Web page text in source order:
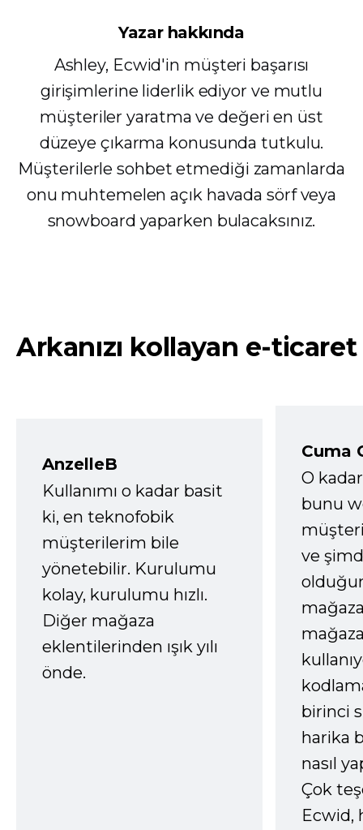
Yazar hakkında
Ashley, Ecwid'in müşteri başarısı
girişimlerine liderlik ediyor ve mutlu
müşteriler yaratma ve değeri en üst
düzeye çıkarma konusunda tutkulu.
Müşterilerle sohbet etmediği zamanlarda
onu muhtemelen açık havada sörf veya
snowboard yaparken bulacaksınız.
Arkanızı kollayan e-ticaret
AnzelleB
Kullanımı o kadar basit
ki, en teknofobik
müşterilerim bile
yönetebilir. Kurulumu
kolay, kurulumu hızlı.
Diğer mağaza
eklentilerinden ışık yılı
önde.
Cuma
O
bunu
ve
birinci
harika
nasıl
Çok
Ecwid,